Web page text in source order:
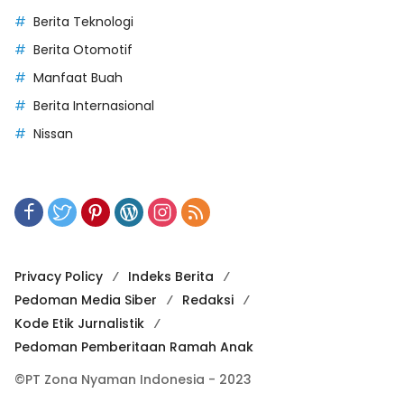
Berita Teknologi
Berita Otomotif
Manfaat Buah
Berita Internasional
Nissan
Privacy Policy
Indeks Berita
Pedoman Media Siber
Redaksi
Kode Etik Jurnalistik
Pedoman Pemberitaan Ramah Anak
©PT Zona Nyaman Indonesia - 2023